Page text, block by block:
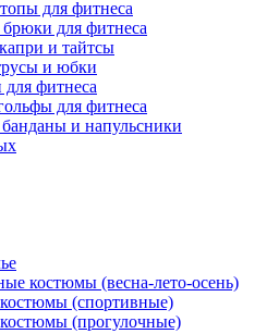
для фитнеса
для фитнеса
и тайтсы
и юбки
фитнеса
для фитнеса
и напульсники
костюмы (весна-лето-осень)
(спортивные)
(прогулочные)